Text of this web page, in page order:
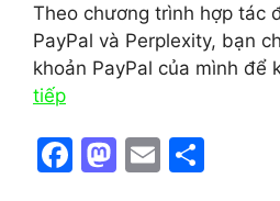
Theo chương trình hợp tác
PayPal và Perplexity, bạn
khoản PayPal của mình
tiếp
F
M E